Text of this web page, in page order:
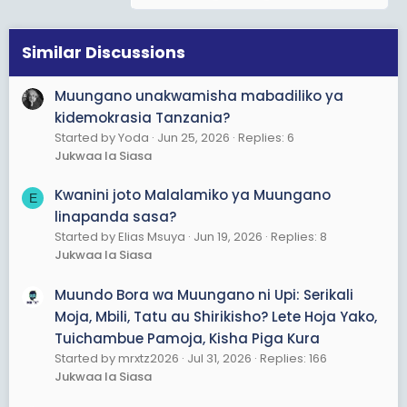
kwa watu 2,000 tu.
nafasi ya kushinda uchaguzi sampling yao haijawahi
kuvuka watu 1,000
- Lakini chengine CCM wanaji mislead kudai maoni ya
Mabaraza ya Katiba hayakuingizwa katika takwimu za
walikokataa mfumo wa Serikali Tatu.
- Kwanza wanajidanganya kwa sababu wanajua
walivyo manipulate mabaraza ya katiba pili
wanajipumbaza ( wanajidai
hawajui) kuwa madhumuni ya mabaraza hayakuwa
kukusanya maoni.
- Maoni yalitolewa kabla na mabaraza kazi yake ilikuwa
ni kutoa maoniya kuboresha RASIMU. Kusema pale
palikuwa na maoni ya mtu mmoja mmoja ni kufumba
- CCM wanasema kwa nini maoni ya mabaraza
n
s
Similar Discussions
Muungano unakwamisha mabadiliko ya
kidemokrasia Tanzania?
Started by Yoda Jun 25, 2026 Replies: 6
Jukwaa la Siasa
E
Kwanini joto Malalamiko ya Muungano
linapanda sasa?
Started by Elias Msuya Jun 19, 2026 Replies: 8
Jukwaa la Siasa
Muundo Bora wa Muungano ni Upi: Serikali
Moja, Mbili, Tatu au Shirikisho? Lete Hoja Yako,
Tuichambue Pamoja, Kisha Piga Kura
Started by mrxtz2026 Jul 31, 2026 Replies: 166
Jukwaa la Siasa